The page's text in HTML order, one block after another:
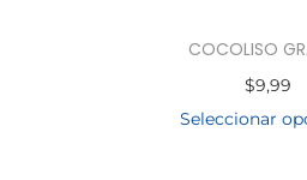
COCOLISO
$9,99
Seleccionar